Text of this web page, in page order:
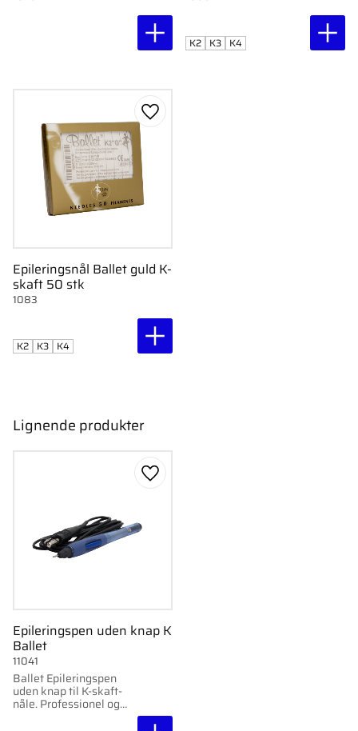
K2 K3 K4
Epileringsnål Ballet guld K-
skaft 50 stk
1083
Gem som favorit
K2 K3 K4
Lignende produkter
Epileringspen uden knap K
Ballet
Ballet Epileringspen
uden knap til K-skaft-
nåle. Professionel og
11041
Gem som favorit